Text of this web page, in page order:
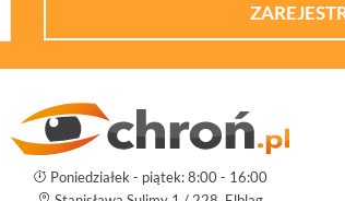
Poniedziałek - piątek: 8:00 - 16:00